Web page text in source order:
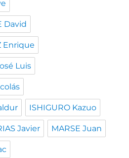
David
Enrique
Luis
ISHIGURO Kazuo
Javier MARSE Juan